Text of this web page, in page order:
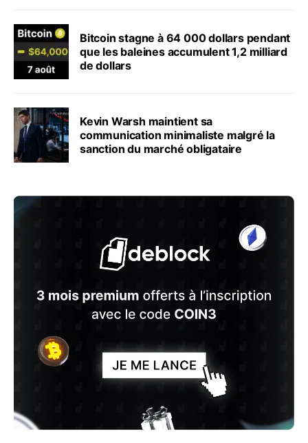
Bitcoin stagne à 64 000 dollars pendant
que les baleines accumulent 1,2 milliard
de dollars
Kevin Warsh maintient sa
communication minimaliste malgré la
sanction du marché obligataire